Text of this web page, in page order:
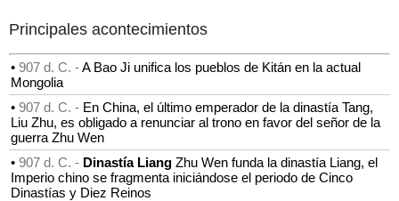
Principales acontecimientos
• 907 d. C. -A Bao Ji unifica los pueblos de Kitán en la actual
Mongolia
• 907 d. C. - En China, el último emperador de la dinastía Tang,
Liu Zhu, es obligado a renunciar al trono en favor del señor de la
guerra Zhu Wen
• 907 d. C. - Dinastía Liang Zhu Wen funda la dinastía Liang, el
Imperio chino se fragmenta iniciándose el periodo de Cinco
Dinastías y Diez Reinos